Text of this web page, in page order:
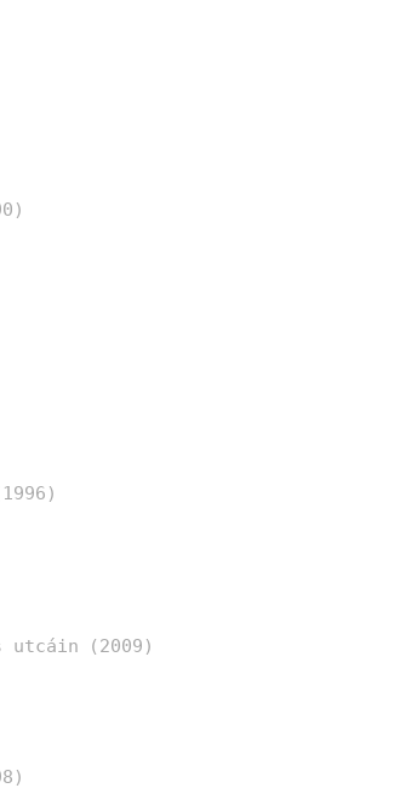
utcáin (2009)